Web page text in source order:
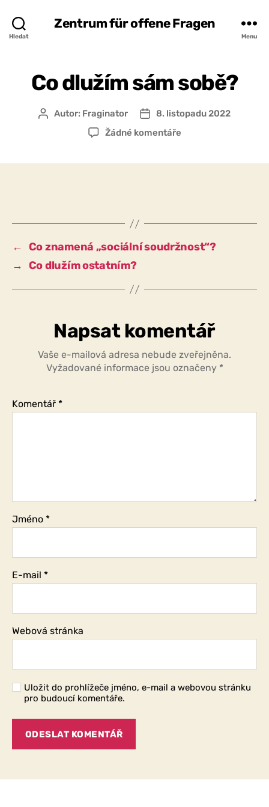
Hledat
Zentrum für offene Fragen
Menu
Co dlužím sám sobě?
AutorAutor: Fraginator
Datum
příspěvku
8. listopadu 2022
Žádné komentářeu
sobě?
← Co znamená „sociální soudržnost“?
→ Co dlužím ostatním?
Napsat komentář
Vaše e-mailová adresa nebude zveřejněna.
Vyžadované informace jsou označeny *
Komentář *
Jméno *
E-mail *
Webová stránka
Uložit do prohlížeče jméno, e-mail a webovou stránku
pro budoucí komentáře.